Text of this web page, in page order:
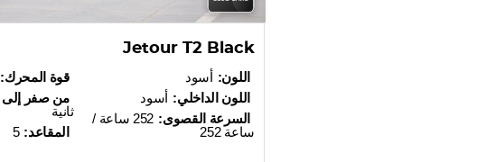
Jetour T2 Black
قوة المحرك:
من صفر إلى 100 كم / ساعة:
ثانية
المقاعد: 5
اللون: أسود
اللون الداخلي: أسود
السرعة القصوى:
252 ساعة /
ساعة 252